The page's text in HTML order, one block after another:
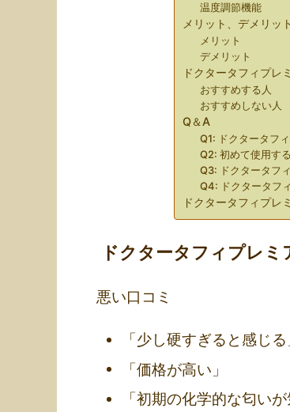
温度調節機能
メリット、デメリット
メリット
デメリット
ドクタータフィプレ
おすすめする人
おすすめしない人
Q＆A
Q1: ドクタータフ
Q2: 初めて使用す
Q3: ドクタータフ
Q4: ドクタータフ
ドクタータフィプ
ドクタータフィプレ
悪い口コミ
「少し硬すぎると感じる
「価格が高い」
「初期の化学的な匂いが